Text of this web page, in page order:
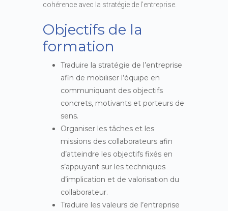
cohérence avec la stratégie de l’entreprise.
Objectifs de la
formation
Traduire la stratégie de l’entreprise
afin de mobiliser l’équipe en
communiquant des objectifs
concrets, motivants et porteurs de
sens.
Organiser les tâches et les
missions des collaborateurs afin
d’atteindre les objectifs fixés en
s’appuyant sur les techniques
d’implication et de valorisation du
collaborateur.
Traduire les valeurs de l’entreprise